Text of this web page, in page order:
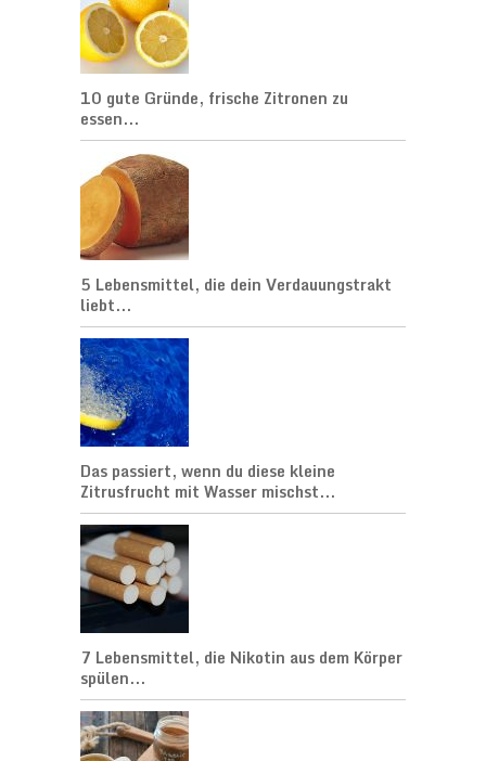
10 gute Gründe, frische Zitronen zu
essen...
5 Lebensmittel, die dein Verdauungstrakt
liebt...
Das passiert, wenn du diese kleine
Zitrusfrucht mit Wasser mischst...
7 Lebensmittel, die Nikotin aus dem Körper
spülen...